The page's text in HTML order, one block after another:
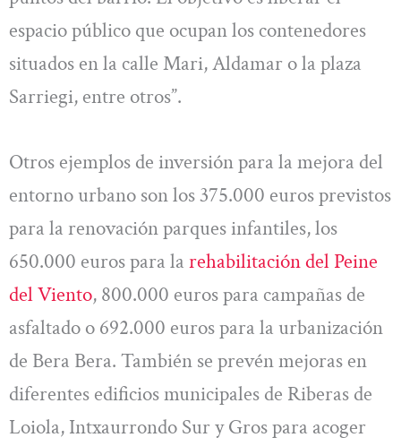
espacio público que ocupan los contenedores
situados en la calle Mari, Aldamar o la plaza
Sarriegi, entre otros”.
Otros ejemplos de inversión para la mejora del
entorno urbano son los 375.000 euros previstos
para la renovación parques infantiles, los
650.000 euros para la rehabilitación del Peine
del Viento, 800.000 euros para campañas de
asfaltado o 692.000 euros para la urbanización
de Bera Bera. También se prevén mejoras en
diferentes edificios municipales de Riberas de
Loiola, Intxaurrondo Sur y Gros para acoger